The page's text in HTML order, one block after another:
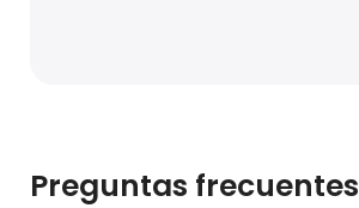
Preguntas frecuentes